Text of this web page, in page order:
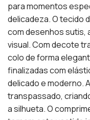
para momentos
delicadeza. O tecido
com desenhos sutis,
visual. Com decote
colo de forma
finalizadas com
delicado e moderno.
transpassado,
a silhueta. O